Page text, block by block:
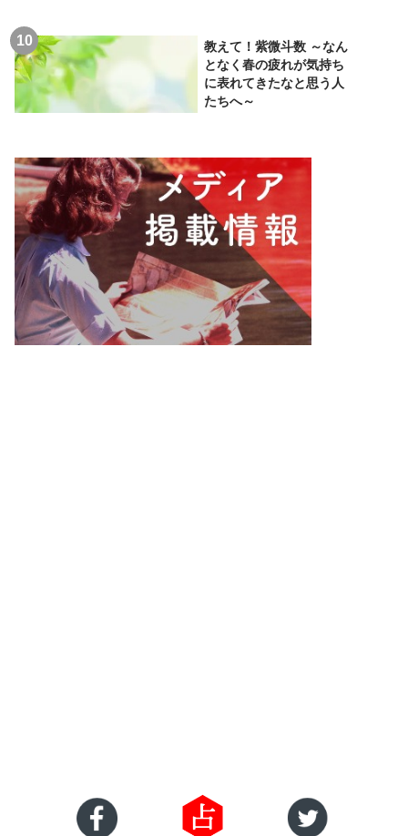
教えて！紫微斗数 ～なん
となく春の疲れが気持ち
に表れてきたなと思う人
たちへ～